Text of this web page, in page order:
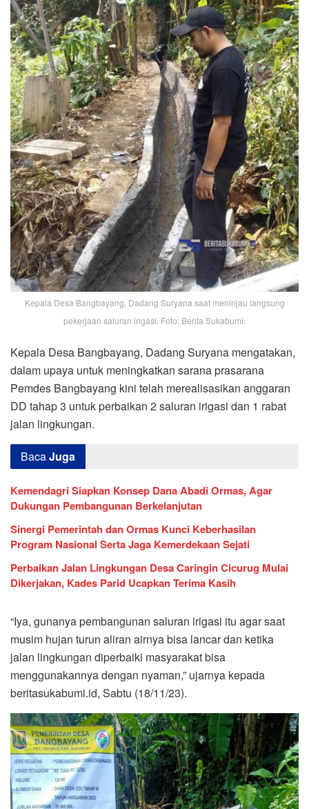
Kepala Desa Bangbayang, Dadang Suryana saat meninjau langsung
pekerjaan saluran irigasi. Foto: Berita Sukabumi.
Kepala Desa Bangbayang, Dadang Suryana mengatakan,
dalam upaya untuk meningkatkan sarana prasarana
Pemdes Bangbayang kini telah merealisasikan anggaran
DD tahap 3 untuk perbaikan 2 saluran irigasi dan 1 rabat
jalan lingkungan.
BacaJuga
Kemendagri Siapkan Konsep Dana Abadi Ormas, Agar
Dukungan Pembangunan Berkelanjutan
Sinergi Pemerintah dan Ormas Kunci Keberhasilan
Program Nasional Serta Jaga Kemerdekaan Sejati
Perbaikan Jalan Lingkungan Desa Caringin Cicurug Mulai
Dikerjakan, Kades Parid Ucapkan Terima Kasih
“Iya, gunanya pembangunan saluran irigasi itu agar saat
musim hujan turun aliran airnya bisa lancar dan ketika
jalan lingkungan diperbaiki masyarakat bisa
menggunakannya dengan nyaman,” ujarnya kepada
beritasukabumi.id, Sabtu (18/11/23).